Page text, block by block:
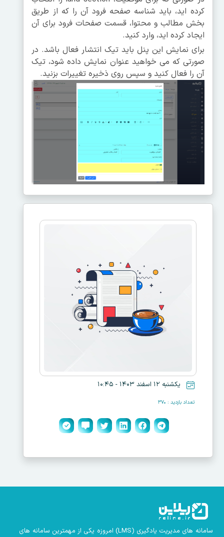
کرده اید، باید شناسه صفحه فرود آن را که از طریق
بخش مطالب و محتوا، قسمت صفحات فرود برای آن
ایجاد کرده اید، وارد کنید.
برای نمایش این پنل باید تیک انتشار فعال باشد. در
صورتی که می خواهید عنوان نمایش داده شود، تیک
آن را فعال کنید و سپس روی ذخیره تغییرات بزنید.
یکشنبه ۱۲ اسفند ۱۴۰۳ - ۱۰:۴۵
تعداد بازدید : ۳۷۰
سامانه های مدیریت یادگیری (LMS) امروزه یکی از مهمترین سامانه های